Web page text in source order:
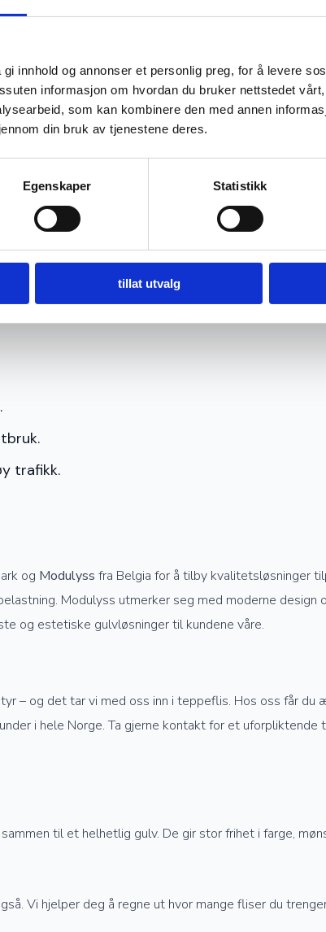
innhold og annonser et personlig preg, for å levere
informasjon om hvordan du bruker nettstedet
som kan kombinere den med annen
din bruk av tjenestene deres.
Egenskaper Statistikk
tillat utvalg
som kontor og fellesarealer.
lyse toner åpner opp rommet.
kontorlandskap.
verdt å kunne bytte enkeltfliser.
–kontakt osseller ring 73 51 03 07.
med. Flisene legges rute for rute fra midten av
til selv. Vil du lese mer om hvorfor teppeflis er blitt
og bytt ut en enkelt flis hvis uhellet er ute. Slik holder
trafikk.
og Modulyss fra Belgia for å tilby kvalitetsløsninger
Modulyss utmerker seg med moderne
og estetiske gulvløsninger til kundene våre.
– og det tar vi med oss inn i teppeflis. Hos oss får
i hele Norge. Ta gjerne kontakt for et
til et helhetlig gulv. De gir stor frihet i farge,
Vi hjelper deg å regne ut hvor mange fliser du